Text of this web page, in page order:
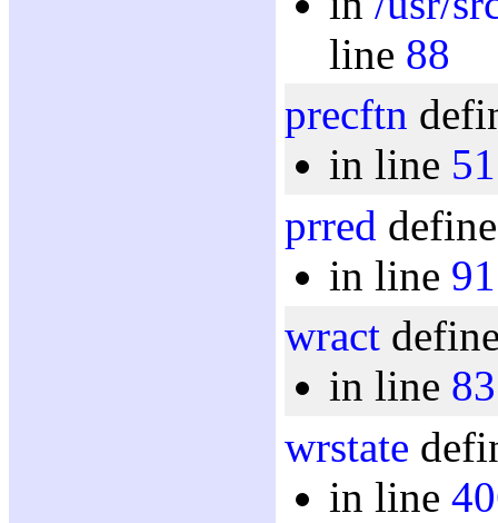
line 88
precftn
in line 51
prred
in line 91
wract
in line 83
wrstate
in line